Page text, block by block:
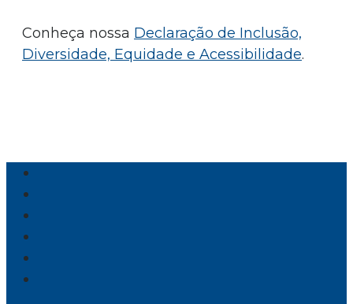
Conheça nossa Declaração de Inclusão,
Diversidade, Equidade e Acessibilidade.